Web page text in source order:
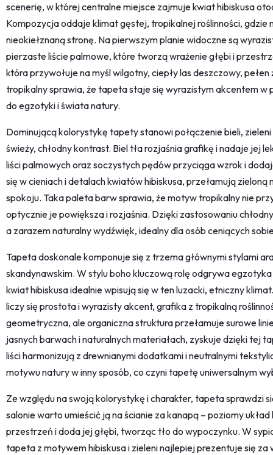
scenerię, w której centralne miejsce zajmuje kwiat hibiskusa
Kompozycja oddaje klimat gęstej, tropikalnej roślinności, gdzie
nieokiełznaną stronę. Na pierwszym planie widoczne są
pierzaste liście palmowe, które tworzą wrażenie głębi i
która przywołuje na myśl wilgotny, ciepły las deszczowy,
tropikalny sprawia, że tapeta staje się wyrazistym akcentem w
do egzotyki i świata natury.
Dominującą kolorystykę tapety stanowi połączenie bieli,
świeży, chłodny kontrast. Biel tła rozjaśnia grafikę i nadaje jej
liści palmowych oraz soczystych pędów przyciąga wzrok i
się w cieniach i detalach kwiatów hibiskusa, przełamują
spokoju. Taka paleta barw sprawia, że motyw tropikalny nie
optycznie je powiększa i rozjaśnia. Dzięki zastosowaniu
a zarazem naturalny wydźwięk, idealny dla osób ceniących
Tapeta doskonale komponuje się z trzema głównymi stylami
skandynawskim. W stylu boho kluczową rolę odgrywa
kwiat hibiskusa idealnie wpisują się w ten luzacki, etniczny
liczy się prostota i wyrazisty akcent, grafika z tropikalną
geometryczna, ale organiczna struktura przełamuje surowe
jasnych barwach i naturalnych materiałach, zyskuje dzięki tej
liści harmonizują z drewnianymi dodatkami i neutralnymi
motywu natury w inny sposób, co czyni tapetę uniwersalnym
Ze względu na swoją kolorystykę i charakter, tapeta sprawdzi
salonie warto umieścić ją na ścianie za kanapą – poziomy
przestrzeń i doda jej głębi, tworząc tło do wypoczynku. W
tapeta z motywem hibiskusa i zieleni najlepiej prezentuje się